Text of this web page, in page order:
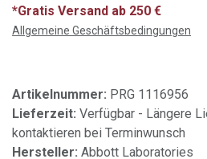
*Gratis Versand ab 250 €
Allgemeine Geschäftsbedingungen
Artikelnummer: PRG 1116956
Lieferzeit: Verfügbar - Längere
kontaktieren bei Terminwunsch
Hersteller: Abbott Laboratories